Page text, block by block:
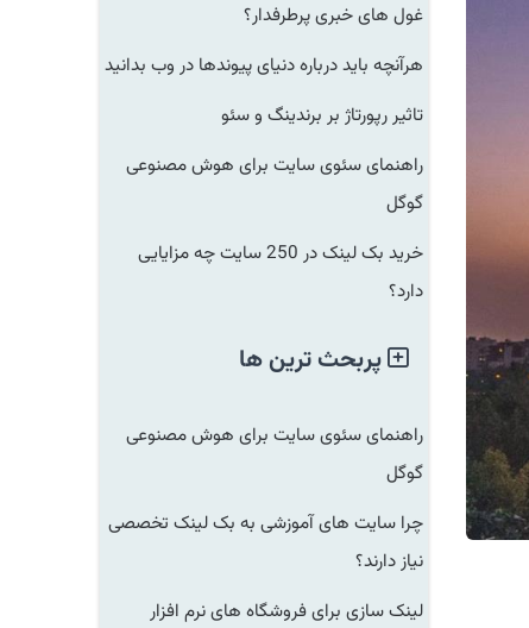
غول های خبری پرطرفدار؟
هرآنچه باید درباره دنیای پیوندها در وب بدانید
تاثیر رپورتاژ بر برندینگ و سئو
راهنمای سئوی سایت برای هوش مصنوعی
گوگل
خرید بک لینک در 250 سایت چه مزایایی
دارد؟
پربحث ترین ها
راهنمای سئوی سایت برای هوش مصنوعی
گوگل
چرا سایت های آموزشی به بک لینک تخصصی
نیاز دارند؟
لینک سازی برای فروشگاه های نرم افزار